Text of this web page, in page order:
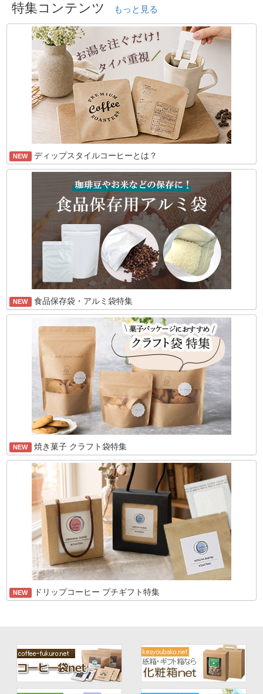
特集コンテンツ もっと見る
NEW ディップスタイルコーヒーとは？
NEW 食品保存袋・アルミ袋特集
NEW 焼き菓子 クラフト袋特集
NEW ドリップコーヒー プチギフト特集